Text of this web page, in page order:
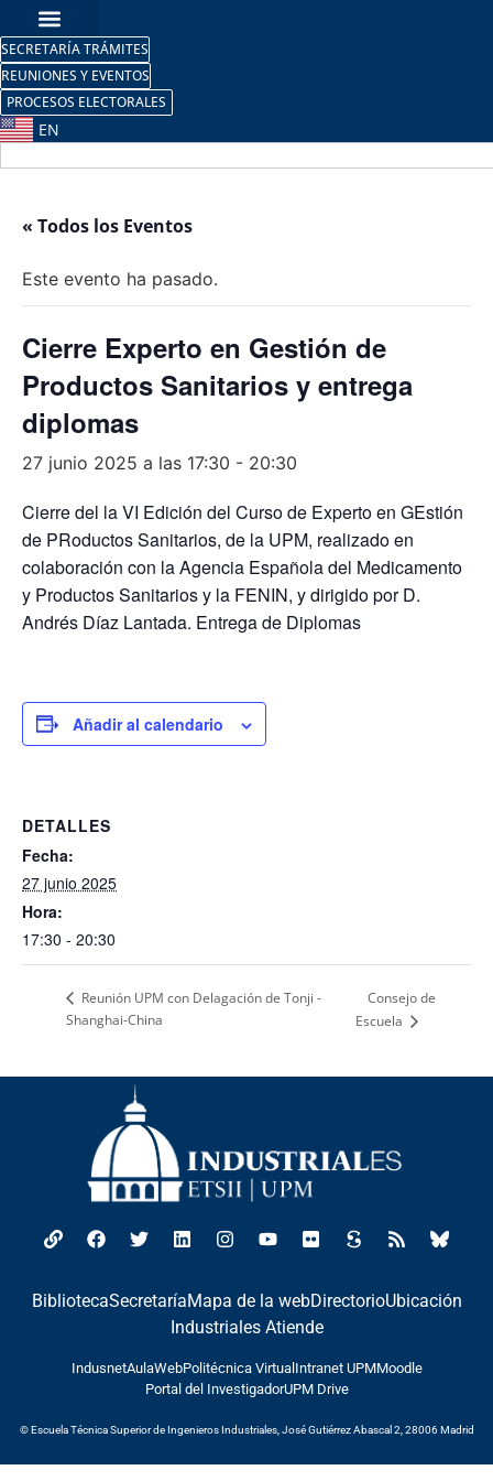
SECRETARÍA TRÁMITES
REUNIONES Y EVENTOS
PROCESOS ELECTORALES
EN
« Todos los Eventos
Este evento ha pasado.
Cierre Experto en Gestión de
Productos Sanitarios y entrega
diplomas
27 junio 2025 a las 17:30 - 20:30
Cierre del la VI Edición del Curso de Experto en GEstión
de PRoductos Sanitarios, de la UPM, realizado en
colaboración con la Agencia Española del Medicamento
y Productos Sanitarios y la FENIN, y dirigido por D.
Andrés Díaz Lantada. Entrega de Diplomas
Añadir al calendario
DETALLES
Fecha:
27 junio 2025
Hora:
17:30 - 20:30
Reunión UPM con Delagación de Tonji -
Shanghai-China
Consejo de
Escuela
BibliotecaSecretaríaMapa de la webDirectorioUbicación
Industriales Atiende
IndusnetAulaWebPolitécnica Virtual Intranet UPMMoodle
Portal del InvestigadorUPM Drive
© Escuela Técnica Superior de Ingenieros Industriales, José Gutiérrez Abascal 2, 28006 Madrid